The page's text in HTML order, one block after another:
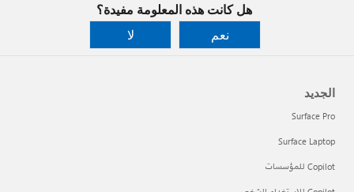
هل كانت هذه المعلومة مفيدة؟
نعم
لا
الجديد
Surface Pro
Surface Laptop
Copilot للمؤسسات